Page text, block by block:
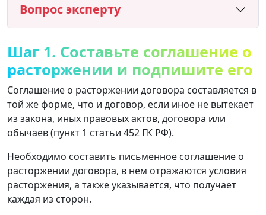
Вопрос эксперту
Шаг 1. Составьте соглашение о
расторжении и подпишите его
Соглашение о расторжении договора составляется в
той же форме, что и договор, если иное не вытекает
из закона, иных правовых актов, договора или
обычаев (пункт 1 статьи 452 ГК РФ).
Необходимо составить письменное соглашение о
расторжении договора, в нем отражаются условия
расторжения, а также указывается, что получает
каждая из сторон.